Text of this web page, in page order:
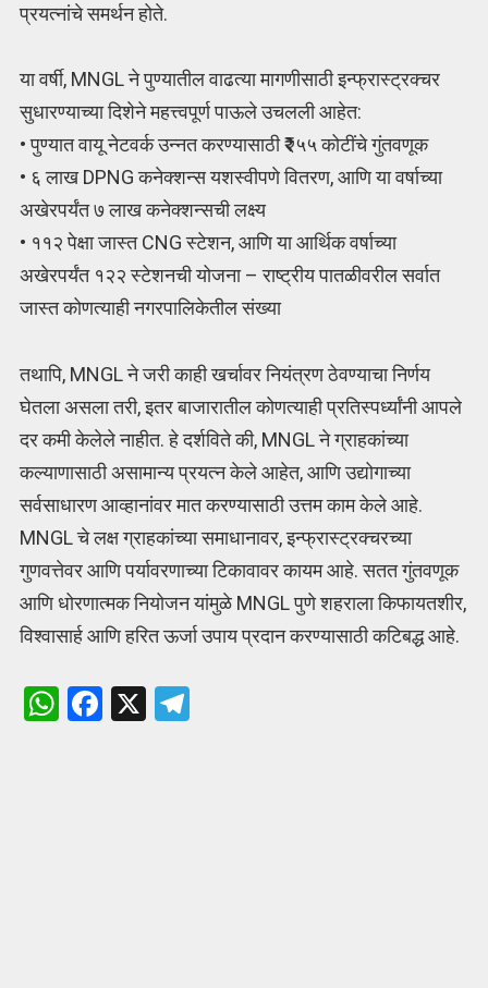
प्रयत्नांचे समर्थन होते.
या वर्षी, MNGL ने पुण्यातील वाढत्या मागणीसाठी इन्फ्रास्ट्रक्चर
सुधारण्याच्या दिशेने महत्त्वपूर्ण पाऊले उचलली आहेत:
• पुण्यात वायू नेटवर्क उन्नत करण्यासाठी ₹२५५ कोटींचे गुंतवणूक
• ६ लाख DPNG कनेक्शन्स यशस्वीपणे वितरण, आणि या वर्षाच्या
अखेरपर्यंत ७ लाख कनेक्शन्सची लक्ष्य
• ११२ पेक्षा जास्त CNG स्टेशन, आणि या आर्थिक वर्षाच्या
अखेरपर्यंत १२२ स्टेशनची योजना – राष्ट्रीय पातळीवरील सर्वात
जास्त कोणत्याही नगरपालिकेतील संख्या
तथापि, MNGL ने जरी काही खर्चावर नियंत्रण ठेवण्याचा निर्णय
घेतला असला तरी, इतर बाजारातील कोणत्याही प्रतिस्पर्ध्यांनी आपले
दर कमी केलेले नाहीत. हे दर्शविते की, MNGL ने ग्राहकांच्या
कल्याणासाठी असामान्य प्रयत्न केले आहेत, आणि उद्योगाच्या
सर्वसाधारण आव्हानांवर मात करण्यासाठी उत्तम काम केले आहे.
MNGL चे लक्ष ग्राहकांच्या समाधानावर, इन्फ्रास्ट्रक्चरच्या
गुणवत्तेवर आणि पर्यावरणाच्या टिकावावर कायम आहे. सतत गुंतवणूक
आणि धोरणात्मक नियोजन यांमुळे MNGL पुणे शहराला किफायतशीर,
विश्वासार्ह आणि हरित ऊर्जा उपाय प्रदान करण्यासाठी कटिबद्ध आहे.
W F X T